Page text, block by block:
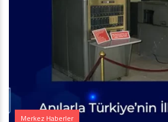
Merkez Haberler